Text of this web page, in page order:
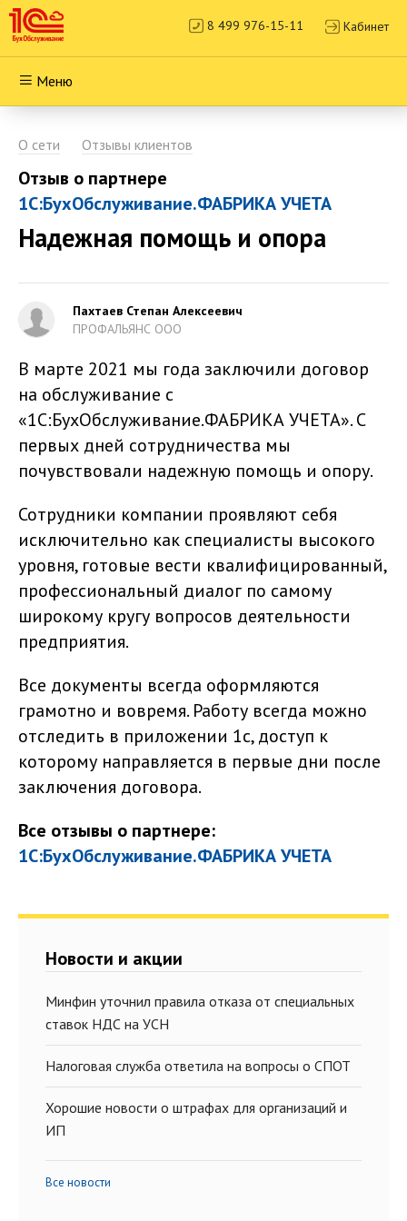
8 499 976-15-11 Кабинет
Меню
О сети Отзывы клиентов
Отзыв о партнере
1С:БухОбслуживание.ФАБРИКА УЧЕТА
Надежная помощь и опора
Пахтаев Степан Алексеевич
ПРОФАЛЬЯНС ООО
В марте 2021 мы года заключили договор
на обслуживание с
«1С:БухОбслуживание.ФАБРИКА УЧЕТА». С
первых дней сотрудничества мы
почувствовали надежную помощь и опору.
Сотрудники компании проявляют себя
исключительно как специалисты высокого
уровня, готовые вести квалифицированный,
профессиональный диалог по самому
широкому кругу вопросов деятельности
предприятия.
Все документы всегда оформляются
грамотно и вовремя. Работу всегда можно
отследить в приложении 1с, доступ к
которому направляется в первые дни после
заключения договора.
Все отзывы о партнере:
1С:БухОбслуживание.ФАБРИКА УЧЕТА
Новости и акции
Минфин уточнил правила отказа от специальных
ставок НДС на УСН
Налоговая служба ответила на вопросы о СПОТ
Хорошие новости о штрафах для организаций и
ИП
Все новости